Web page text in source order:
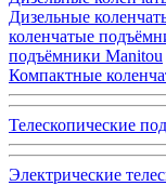
Дизельные
коленчатые
подъёмники Manitou
Компактные
Телескопические
Электрические